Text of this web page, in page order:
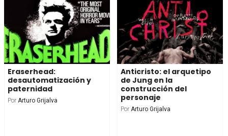
Eraserhead:
desautomatización y
paternidad
Por Arturo Grijalva
Anticristo: el arquetipo
de Jung en la
construcción del
personaje
Por Arturo Grijalva